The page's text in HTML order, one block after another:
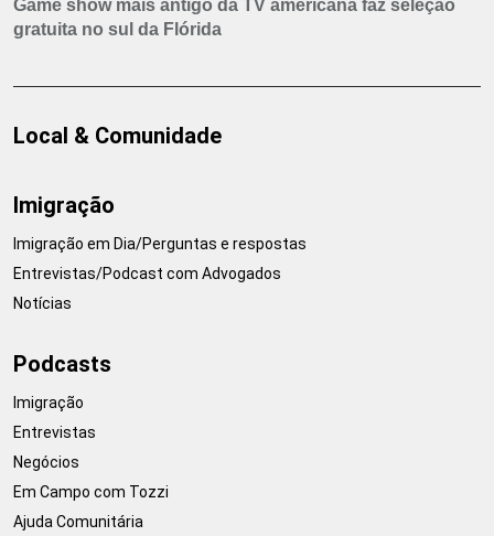
Game show mais antigo da TV americana faz seleção
gratuita no sul da Flórida
Local & Comunidade
Imigração
Imigração em Dia/Perguntas e respostas
Entrevistas/Podcast com Advogados
Notícias
Podcasts
Imigração
Entrevistas
Negócios
Em Campo com Tozzi
Ajuda Comunitária